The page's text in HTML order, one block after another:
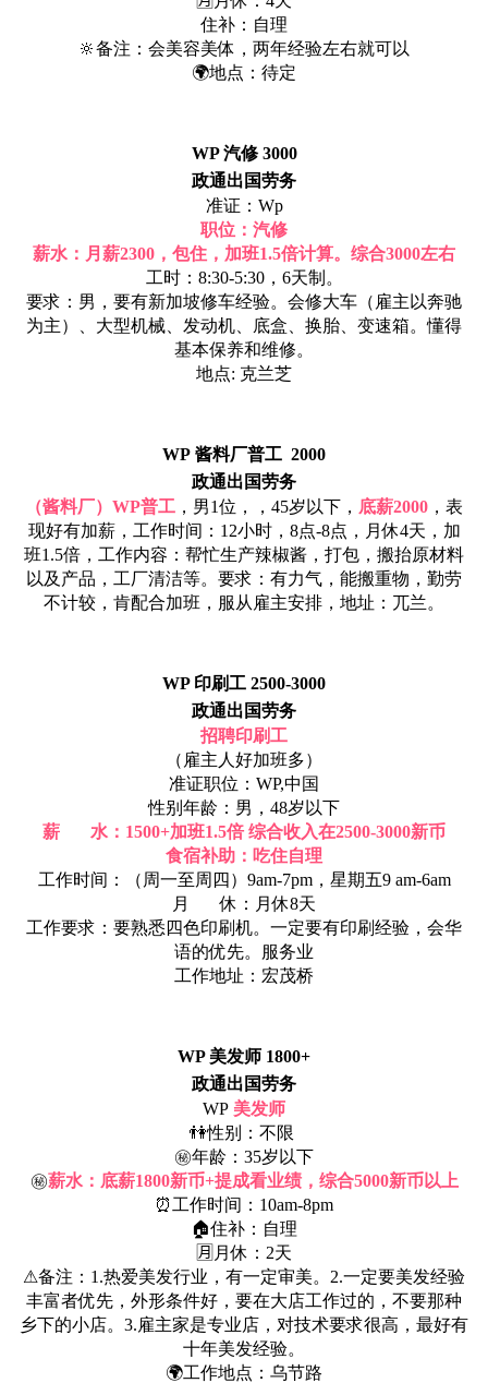
住补：自理
🔆备注：会美容美体，两年经验左右就可以
🌍地点：待定
WP 汽修 3000
政通出国劳务
准证：Wp
职位：汽修
薪水：月薪2300，包住，加班1.5倍计算。综合3000左右
工时：8:30-5:30，6天制。
要求：男，要有新加坡修车经验。会修大车（雇主以奔驰
为主）、大型机械、发动机、底盒、换胎、变速箱。懂得
基本保养和维修。
地点: 克兰芝
WP 酱料厂普工 2000
政通出国劳务
（酱料厂）WP普工 ，男1位，，45岁以下， 底薪2000 ，表
现好有加薪，工作时间：12小时，8点-8点，月休4天，加
班1.5倍，工作内容：帮忙生产辣椒酱，打包，搬抬原材料
以及产品，工厂清洁等。要求：有力气，能搬重物，勤劳
不计较，肯配合加班，服从雇主安排，地址：兀兰。
WP 印刷工 2500-3000
政通出国劳务
招聘印刷工
（雇主人好加班多）
准证职位：WP,中国
性别年龄：男，48岁以下
薪 水：1500+加班1.5倍 综合收入在2500-3000新币
食宿补助：吃住自理
工作时间：（周一至周四）9am-7pm，星期五9 am-6am
月 休：月休8天
工作要求：要熟悉四色印刷机。一定要有印刷经验，会华
语的优先。服务业
工作地址：宏茂桥
WP 美发师 1800+
政通出国劳务
WP 美发师
👫性别：不限
㊙年龄：35岁以下
㊙薪水：底薪1800新币+提成看业绩，综合5000新币以上
⏰工作时间：10am-8pm
🏠住补：自理
🈷月休：2天
⚠备注：1.热爱美发行业，有一定审美。2.一定要美发经验
丰富者优先，外形条件好，要在大店工作过的，不要那种
乡下的小店。3.雇主家是专业店，对技术要求很高，最好有
十年美发经验。
🌍工作地点：乌节路